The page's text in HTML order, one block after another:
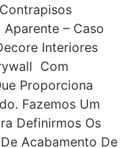
– Caso
Interiores
Com
Proporciona
Fazemos Um
Definirmos Os
Acabamento De